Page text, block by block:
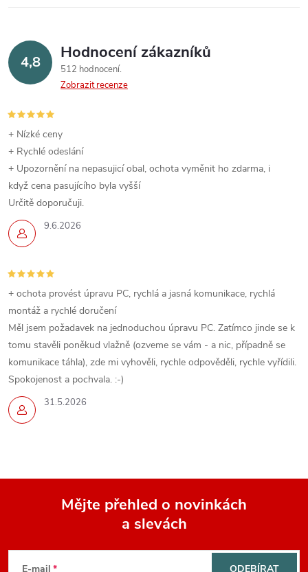
4,8 Hodnocení zákazníků
512 hodnocení
Zobrazit recenze
9.6.2026
+ Nízké ceny
+ Rychlé odeslání
+ Upozornění na nepasujicí obal, ochota vyměnit ho zdarma, i
když cena pasujícího byla vyšší
Určitě doporučuji.
31.5.2026
+ ochota provést úpravu PC, rychlá a jasná komunikace, rychlá
montáž a rychlé doručení
Měl jsem požadavek na jednoduchou úpravu PC. Zatímco jinde se k
tomu stavěli poněkud vlažně (ozveme se vám - a nic, případně se
komunikace táhla), zde mi vyhověli, rychle odpověděli, rychle vyřídili.
Spokojenost a pochvala. :-)
Mějte přehled o novinkách
a slevách
E-mail ODEBÍRAT